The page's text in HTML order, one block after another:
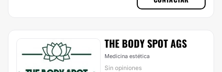
THE BODY SPOT AGS
Medicina estética
Sin opiniones